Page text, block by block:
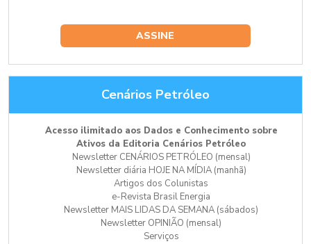
ASSINE
Cenários Petróleo
Acesso ilimitado aos Dados e Conhecimento sobre
Ativos da Editoria Cenários Petróleo
Newsletter CENÁRIOS PETRÓLEO (mensal)
Newsletter diária HOJE NA MÍDIA (manhã)
Artigos dos Colunistas
e-Revista Brasil Energia
Newsletter MAIS LIDAS DA SEMANA (sábados)
Newsletter OPINIÃO (mensal)
Serviços